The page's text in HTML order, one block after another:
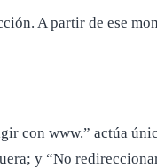
A partir de ese
con www.” actúa
y “No